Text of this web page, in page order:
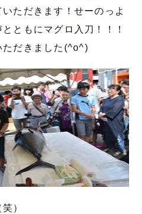
ただきます！せーのっよ
ともにマグロ入刀！！！
ただきました(^o^)
）